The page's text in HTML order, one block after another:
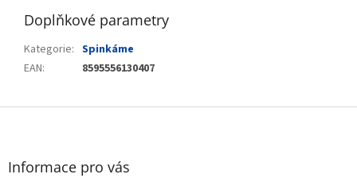
Doplňkové parametry
Kategorie: Spinkáme
EAN: 8595556130407
Z
Informace pro vás